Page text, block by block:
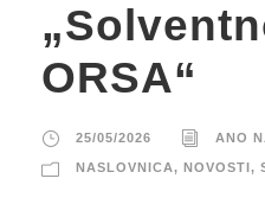
ORSA“
25/05/2026 ANO
NASLOVNICA, NOVOSTI,